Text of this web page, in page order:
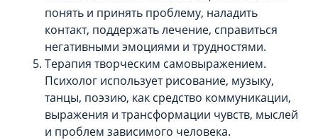
понять и принять проблему, наладить
контакт, поддержать лечение, справиться
негативными эмоциями и трудностями.
Терапия творческим самовыражением.
Психолог использует рисование, музыку,
танцы, поэзию, как средство коммуникации,
выражения и трансформации чувств, мыслей
и проблем зависимого человека.